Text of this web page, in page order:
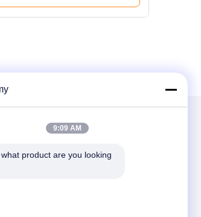
우리를 메일9:09 AM
product are you looking